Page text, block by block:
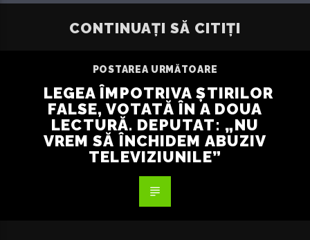
CONTINUAȚI SĂ CITIȚI
POSTAREA URMĂTOARE
LEGEA ÎMPOTRIVA ȘTIRILOR
FALSE, VOTATĂ ÎN A DOUA
LECTURĂ. DEPUTAT: „NU
VREM SĂ ÎNCHIDEM ABUZIV
TELEVIZIUNILE”